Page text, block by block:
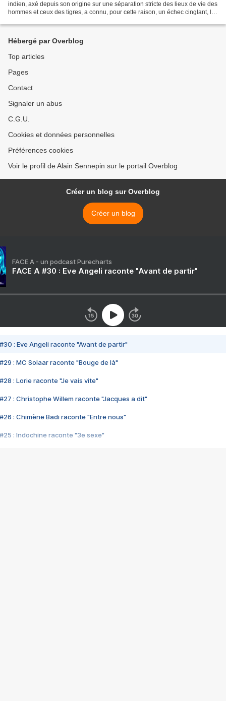
indien, axé depuis son origine sur une séparation stricte des lieux de vie des
hommes et ceux des tigres, a connu, pour cette raison, un échec cinglant, les
Hébergé par Overblog
Top articles
Pages
Contact
Signaler un abus
C.G.U.
Cookies et données personnelles
Préférences cookies
Voir le profil de Alain Sennepin sur le portail Overblog
Créer un blog sur Overblog
Créer un blog
FACE A - un podcast Purecharts
FACE A #30 : Eve Angeli raconte "Avant de partir"
#30 : Eve Angeli raconte "Avant de partir"
#29 : MC Solaar raconte "Bouge de là"
#28 : Lorie raconte "Je vais vite"
#27 : Christophe Willem raconte "Jacques a dit"
#26 : Chimène Badi raconte "Entre nous"
#25 : Indochine raconte "3e sexe"